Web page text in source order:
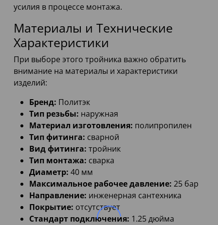
усилия в процессе монтажа.
Материалы и Технические
Характеристики
При выборе этого тройника важно обратить
внимание на материалы и характеристики
изделий:
Бренд: Политэк
Тип резьбы: наружная
Материал изготовления: полипропилен
Тип фитинга: сварной
Вид фитинга: тройник
Тип монтажа: сварка
Диаметр: 40 мм
Максимальное рабочее давление: 25 бар
Направление: инженерная сантехника
Покрытие: отсутствует
Стандарт подключения: 1.25 дюйма